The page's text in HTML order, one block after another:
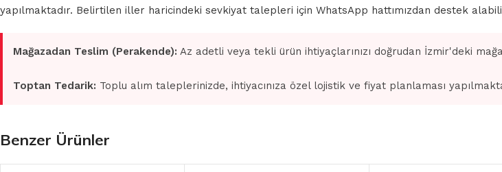
yapılmaktadır. Belirtilen iller haricindeki sevkiyat talepleri için WhatsApp hattımızdan destek
Mağazadan Teslim (Perakende): Az adetli veya tekli ürün ihtiyaçlarınızı doğrudan İzmir'deki
Toptan Tedarik: Toplu alım taleplerinizde, ihtiyacınıza özel lojistik ve fiyat planlaması
Benzer Ürünler